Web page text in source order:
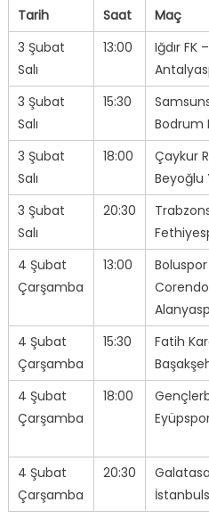
Tarih Saat Maç
3 Şubat
Salı
13:00
Iğdır FK –
3 Şubat
Salı
15:30
Bodrum
3 Şubat
Salı
18:00
Çaykur
Beyoğlu
3 Şubat
Salı
20:30
4 Şubat
Çarşamba
13:00
4 Şubat
Çarşamba
15:30
Fatih
4 Şubat
Çarşamba
18:00
4 Şubat
Çarşamba
20:30